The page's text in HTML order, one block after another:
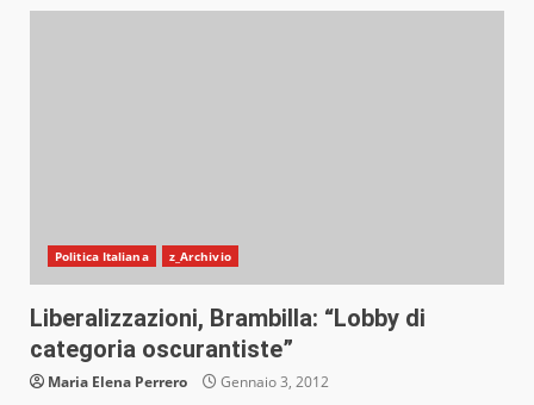
Politica Italiana z_Archivio
Liberalizzazioni, Brambilla: “Lobby di
categoria oscurantiste”
Maria Elena Perrero Gennaio 3, 2012